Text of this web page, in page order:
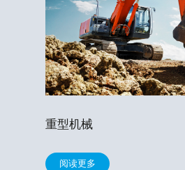
重型机械
阅读更多